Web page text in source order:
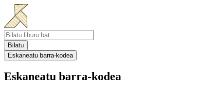
Bilatu
Eskaneatu barra-kodea
Eskaneatu barra-kodea